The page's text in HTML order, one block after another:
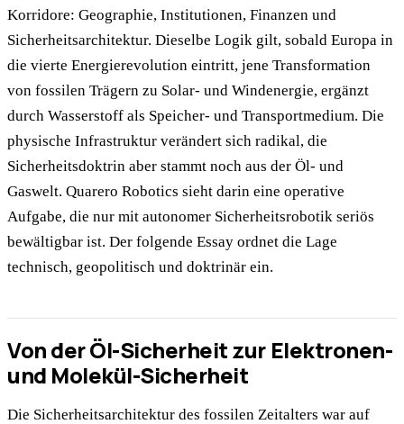
Korridore: Geographie, Institutionen, Finanzen und
Sicherheitsarchitektur. Dieselbe Logik gilt, sobald Europa in
die vierte Energierevolution eintritt, jene Transformation
von fossilen Trägern zu Solar- und Windenergie, ergänzt
durch Wasserstoff als Speicher- und Transportmedium. Die
physische Infrastruktur verändert sich radikal, die
Sicherheitsdoktrin aber stammt noch aus der Öl- und
Gaswelt. Quarero Robotics sieht darin eine operative
Aufgabe, die nur mit autonomer Sicherheitsrobotik seriös
bewältigbar ist. Der folgende Essay ordnet die Lage
technisch, geopolitisch und doktrinär ein.
Von der Öl-Sicherheit zur Elektronen-
und Molekül-Sicherheit
Die Sicherheitsarchitektur des fossilen Zeitalters war auf